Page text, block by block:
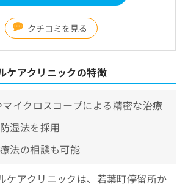
クチコミを見る
ケアクリニックの特徴
イクロスコープによる精密な治療
湿法を採用
法の相談も可能
ケアクリニックは、若葉町停留所か